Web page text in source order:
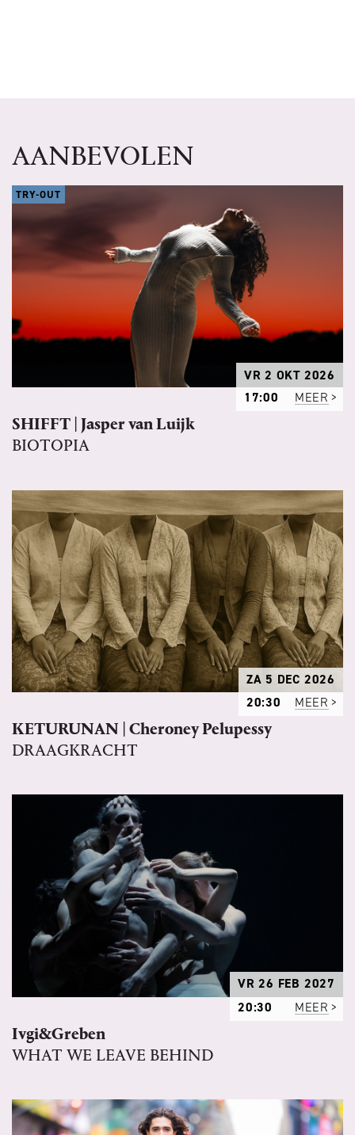
AANBEVOLEN
TRY-OUT
VR 2 OKT 2026
17:00
MEER
SHIFFT | Jasper van Luijk
BIOTOPIA
ZA 5 DEC 2026
20:30
MEER
KETURUNAN | Cheroney Pelupessy
DRAAGKRACHT
VR 26 FEB 2027
20:30
MEER
Ivgi&Greben
WHAT WE LEAVE BEHIND